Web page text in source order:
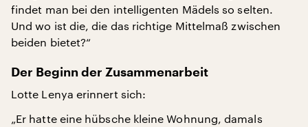
findet man bei den intelligenten Mädels so selten.
Und wo ist die, die das richtige Mittelmaß zwischen
beiden bietet?“
Der Beginn der Zusammenarbeit
Lotte Lenya erinnert sich:
„Er hatte eine hübsche kleine Wohnung, damals